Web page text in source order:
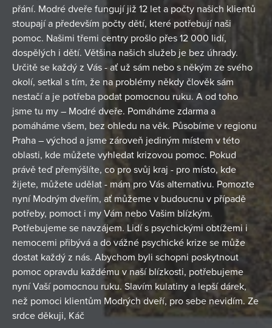
přání. Modré dveře fungují již 12 let a počty našich klientů
stoupají a především počty dětí, které potřebují naši
pomoc. Našimi třemi centry prošlo přes 12 000 lidí,
dospělých i dětí. Většina našich služeb je bez úhrady.
Určitě se každý z Vás - ať už sám nebo s někým ze svého
okolí, setkal s tím, že na problémy někdy člověk sám
nestačí a je potřeba podat pomocnou ruku. A od toho
jsme tu my – Modré dveře. Pomáháme zdarma a
pomáháme všem, bez ohledu na věk. Působíme v regionu
Praha – východ a jsme zároveň jediným místem v této
oblasti, kde můžete vyhledat krizovou pomoc. Pokud
právě teď přemýšlíte, co pro svůj kraj - pro místo, kde
žijete, můžete udělat - mám pro Vás alternativu. Pomozte
nyní Modrým dveřím, ať můžeme v budoucnu v případě
potřeby, pomoct i my Vám nebo Vašim blízkým.
Potřebujeme se navzájem. Lidí s psychickými obtížemi i
nemocemi přibývá a do vážné psychické krize se může
dostat každý z nás. Abychom byli schopni poskytnout
pomoc opravdu každému v naší blízkosti, potřebujeme
nyní Vaší pomocnou ruku. Slavím kulatiny a lepší dárek,
než pomoci klientům Modrých dveří, pro sebe nevidím. Ze
srdce děkuji, Káč